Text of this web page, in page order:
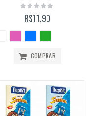
Rating:
R$11,90
COMPRAR